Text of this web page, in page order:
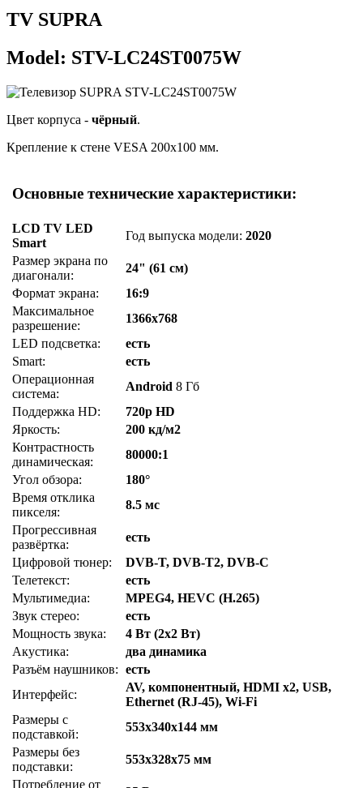
TV SUPRA
Model: STV-LC24ST0075W
Цвет корпуса - чёрный.
Крепление к стене VESA 200x100 мм.
Основные технические характеристики:
LCD TV LED
Smart
Год выпуска модели:2020
Размер экрана по
диагонали:
24" (61 см)
Формат экрана:
16:9
Максимальное
разрешение:
1366x768
LED подсветка:
есть
Smart:
есть
Операционная
система:
Android 8 Гб
Поддержка HD:
720p HD
Яркость:
200 кд/м2
Контрастность
динамическая:
80000:1
Угол обзора:
180°
Время отклика
пикселя:
8.5 мс
Прогрессивная
развёртка:
есть
Цифровой тюнер:
DVB-T, DVB-T2, DVB-C
Телетекст:
есть
Мультимедиа:
MPEG4, HEVC (H.265)
Звук стерео:
есть
Мощность звука:
4 Вт (2x2 Вт)
Акустика:
два динамика
Разъём наушников:
есть
Интерфейс:
AV, компонентный, HDMI x2, USB,
Ethernet (RJ-45), Wi-Fi
Размеры с
подставкой:
553x340x144 мм
Размеры без
подставки:
553x328x75 мм
Потребление от